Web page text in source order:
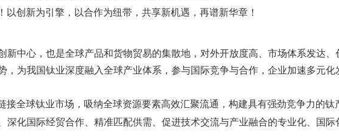
以创新为引擎，以合作为纽带，共享新机遇，再谱新华章！
新中心，也是全球产品和货物贸易的集散地，对外开放度高、市场体系发达、
为我国钛业深度融入全球产业体系，参与国际竞争与合作，企业加速多元
接全球钛业市场，吸纳全球资源要素高效汇聚流通，构建具有强劲竞争力的
化国际经贸合作、精准匹配供需、促进技术交流与产业融合的专业化、国际